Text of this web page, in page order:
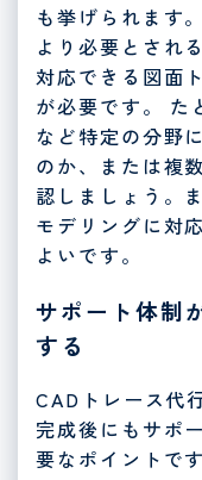
も挙げられます
より必要とされ
対応できる図面
が必要です。 た
など特定の分野
のか、または複
認しましょう。
モデリングに対
よいです。
サポート体制
する
CADトレース代
完成後にもサポ
要なポイントで